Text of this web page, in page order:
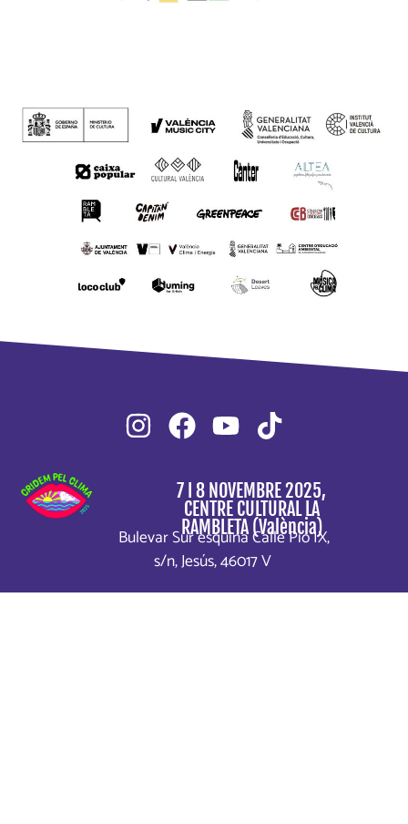
Colaboradores
7 I 8 NOVEMBRE 2025,
CENTRE CULTURAL LA
RAMBLETA (València)
Bulevar Sur esquina Calle Pío IX,
s/n, Jesús, 46017 V